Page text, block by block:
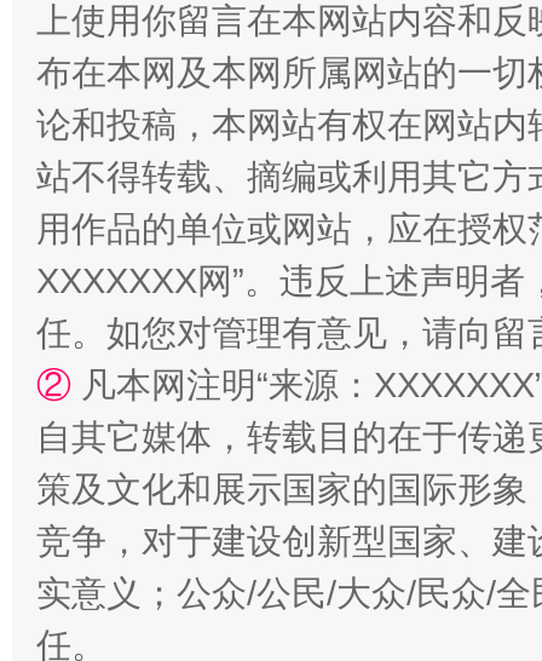
国家大学科技园优化重塑工作
扯下公款旅游的“隐身衣” 如何以
上使用你留言在本网站内容和
布在本网及本网所属网站的一
论和投稿，本网站有权在网站
站不得转载、摘编或利用其它
用作品的单位或网站，应在授
XXXXXXX网”。违反上述声明
任。如您对管理有意见，请向
② 凡本网注明“来源：
自其它媒体，转载目的在于传
策及文化和展示国家的国际形
竞争，对于建设创新型国家、
实意义；公众/公民/大众/民众/
任。